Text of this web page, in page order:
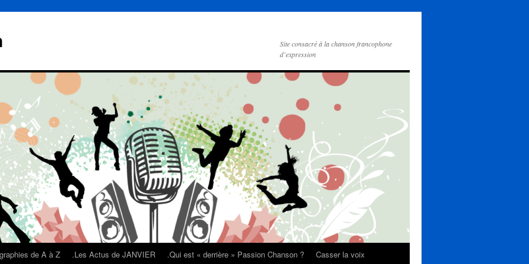
Site consacré à la chanson francophone
d’expression
de A à Z .Les Actus de JANVIER .Qui est « derrière » Passion Chanson ?
Casser la voix